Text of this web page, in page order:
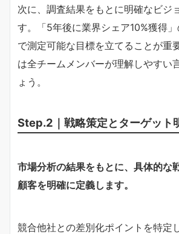
次に、調査結果をもとに明確なビジ
す。「5年後に業界シェア10%獲得
で測定可能な目標を立てることが重
は全チームメンバーが理解しやすい
ょう。
Step.2｜戦略策定とターゲット
市場分析の結果をもとに、具体的な
顧客を明確に定義します。
競合他社との差別化ポイントを特定